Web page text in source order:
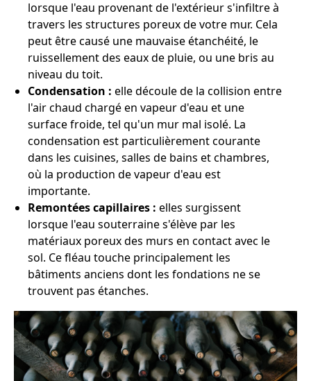
lorsque l'eau provenant de l'extérieur s'infiltre à
travers les structures poreux de votre mur. Cela
peut être causé une mauvaise étanchéité, le
ruissellement des eaux de pluie, ou une bris au
niveau du toit.
Condensation : elle découle de la collision entre
l'air chaud chargé en vapeur d'eau et une
surface froide, tel qu'un mur mal isolé. La
condensation est particulièrement courante
dans les cuisines, salles de bains et chambres,
où la production de vapeur d'eau est
importante.
Remontées capillaires : elles surgissent
lorsque l'eau souterraine s'élève par les
matériaux poreux des murs en contact avec le
sol. Ce fléau touche principalement les
bâtiments anciens dont les fondations ne se
trouvent pas étanches.